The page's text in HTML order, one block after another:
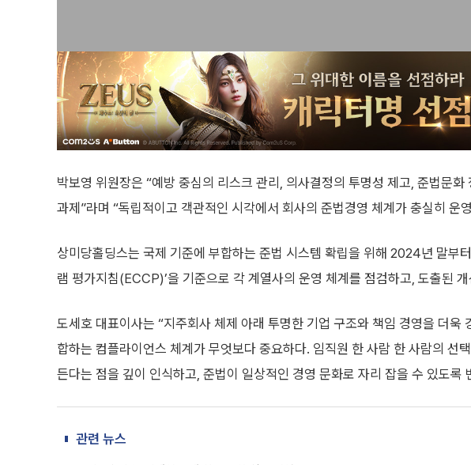
박보영 위원장은 “예방 중심의 리스크 관리, 의사결정의 투명성 제고, 준법문
과제”라며 “독립적이고 객관적인 시각에서 회사의 준법경영 체계가 충실히 운
상미당홀딩스는 국제 기준에 부합하는 준법 시스템 확립을 위해 2024년 말부
램 평가지침(ECCP)’을 기준으로 각 계열사의 운영 체계를 점검하고, 도출된
도세호 대표이사는 “지주회사 체제 아래 투명한 기업 구조와 책임 경영을 더욱
합하는 컴플라이언스 체계가 무엇보다 중요하다. 임직원 한 사람 한 사람의 선
든다는 점을 깊이 인식하고, 준법이 일상적인 경영 문화로 자리 잡을 수 있도록
관련 뉴스